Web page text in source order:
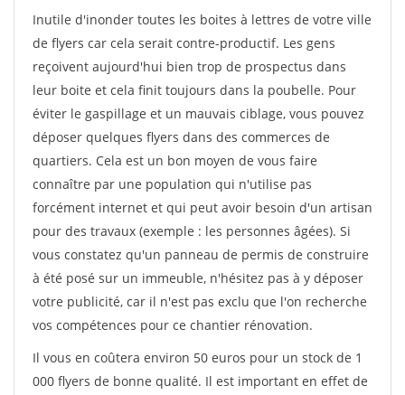
Inutile d'inonder toutes les boites à lettres de votre ville
de flyers car cela serait contre-productif. Les gens
reçoivent aujourd'hui bien trop de prospectus dans
leur boite et cela finit toujours dans la poubelle. Pour
éviter le gaspillage et un mauvais ciblage, vous pouvez
déposer quelques flyers dans des commerces de
quartiers. Cela est un bon moyen de vous faire
connaître par une population qui n'utilise pas
forcément internet et qui peut avoir besoin d'un artisan
pour des travaux (exemple : les personnes âgées). Si
vous constatez qu'un panneau de permis de construire
à été posé sur un immeuble, n'hésitez pas à y déposer
votre publicité, car il n'est pas exclu que l'on recherche
vos compétences pour ce chantier rénovation.
Il vous en coûtera environ 50 euros pour un stock de 1
000 flyers de bonne qualité. Il est important en effet de